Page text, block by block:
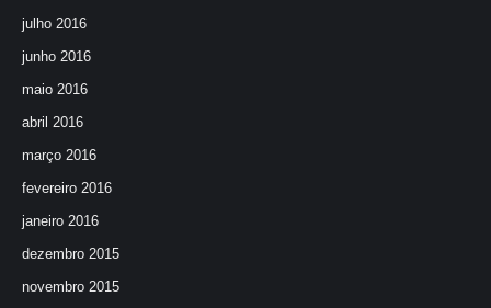
julho 2016
junho 2016
maio 2016
abril 2016
março 2016
fevereiro 2016
janeiro 2016
dezembro 2015
novembro 2015